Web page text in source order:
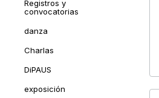
Registros y
convocatorias
danza
Charlas
DiPAUS
exposición